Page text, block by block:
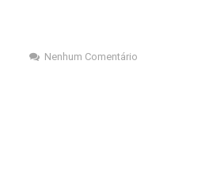
Nenhum Comentário